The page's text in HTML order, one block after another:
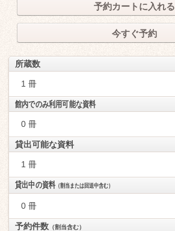
予約カートに入れる
今すぐ予約
所蔵数
1 冊
館内でのみ利用可能な資料
0 冊
貸出可能な資料
1 冊
貸出中の資料（割当または回送中含む）
0 冊
予約件数 （割当含む）